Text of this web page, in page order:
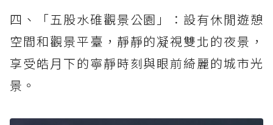
四、「五股水碓觀景公園」：設有休閒遊憩
空間和觀景平臺，靜靜的凝視雙北的夜景，
享受皓月下的寧靜時刻與眼前綺麗的城市光
景。